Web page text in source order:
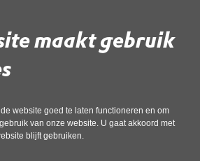
maakt gebruik
website goed te laten functioneren en om
van onze website. U gaat akkoord met
blijft gebruiken.